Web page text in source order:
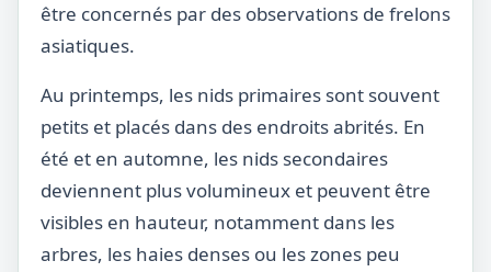
être concernés par des observations de frelons
asiatiques.
Au printemps, les nids primaires sont souvent
petits et placés dans des endroits abrités. En
été et en automne, les nids secondaires
deviennent plus volumineux et peuvent être
visibles en hauteur, notamment dans les
arbres, les haies denses ou les zones peu